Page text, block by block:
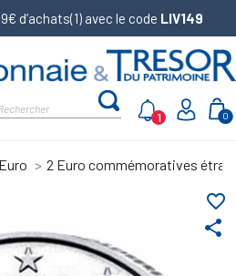
d’achats(1) avec le code LIV149
0
1
2 Euro commémoratives
share
favorite_border